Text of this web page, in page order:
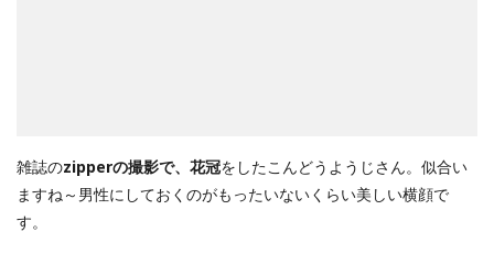
雑誌のzipperの撮影で、花冠をしたこんどうようじさん。似合い
ますね～男性にしておくのがもったいないくらい美しい横顔で
す。